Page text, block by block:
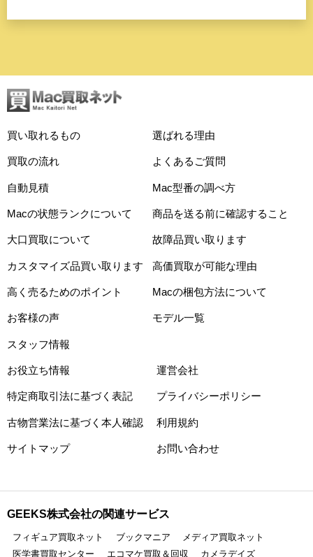
買い取れるもの 選ばれる理由
買取の流れ よくあるご質問
自動見積 Mac型番の調べ方
Macの状態ランクについて 商品を送る前に確認すること
大口買取について 故障品買い取ります
カスタマイズ品買い取ります 高価買取が可能な理由
高く売るためのポイント Macの梱包方法について
お客様の声 モデル一覧
スタッフ情報
お役立ち情報 運営会社
特定商取引法に基づく表記 プライバシーポリシー
古物営業法に基づく本人確認 利用規約
サイトマップ お問い合わせ
GEEKS株式会社の関連サービス
フィギュア買取ネット ブックマニア
メディア買取ネット
医学書買取センター
エコマケ買取＆回収 カメラデイズ